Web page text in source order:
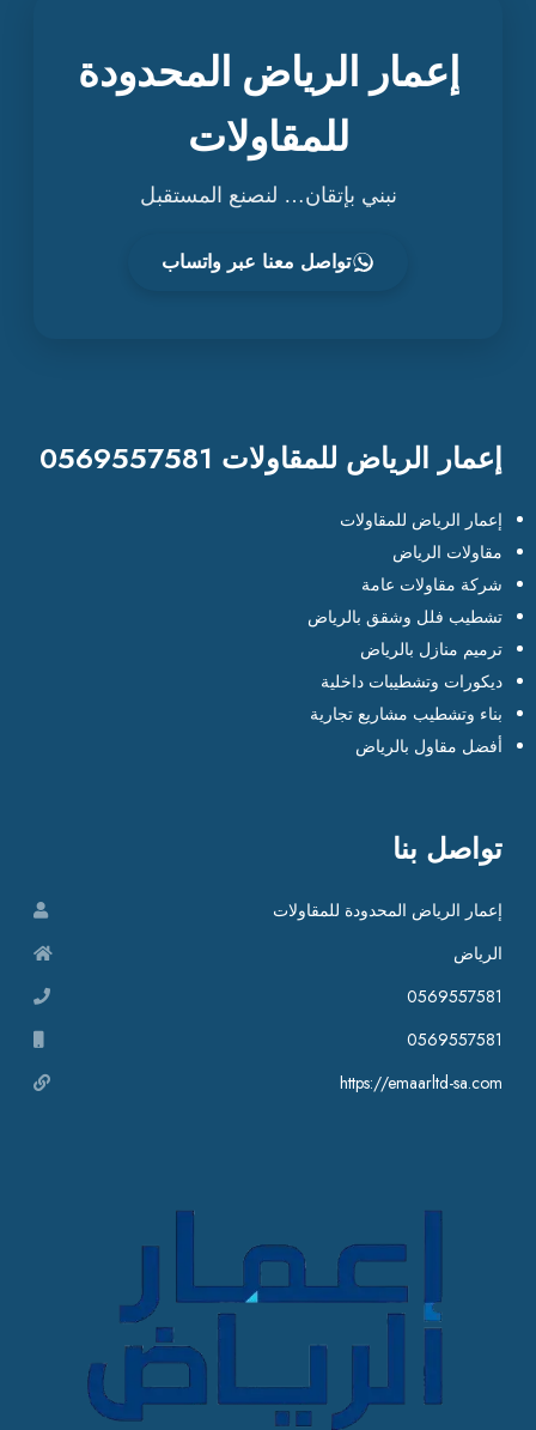
إعمار الرياض المحدودة
للمقاولات
نبني بإتقان… لنصنع المستقبل
تواصل معنا عبر واتساب
إعمار الرياض للمقاولات 0569557581
إعمار الرياض للمقاولات
مقاولات الرياض
شركة مقاولات عامة
تشطيب فلل وشقق بالرياض
ترميم منازل بالرياض
ديكورات وتشطيبات داخلية
بناء وتشطيب مشاريع تجارية
أفضل مقاول بالرياض
تواصل بنا
إعمار الرياض المحدودة للمقاولات
الرياض
0569557581
0569557581
https://emaarltd-sa.com